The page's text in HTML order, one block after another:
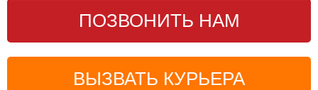
ПОЗВОНИТЬ НАМ
ВЫЗВАТЬ КУРЬЕРА